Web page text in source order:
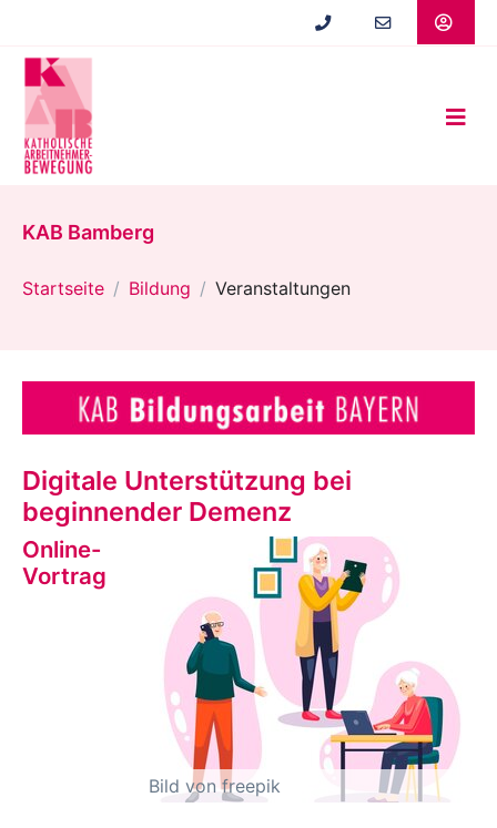
springen
KAB Bamberg
Startseite Bildung Veranstaltungen
Digitale Unterstützung bei
beginnender Demenz
Bild von freepik
Online-
Vortrag